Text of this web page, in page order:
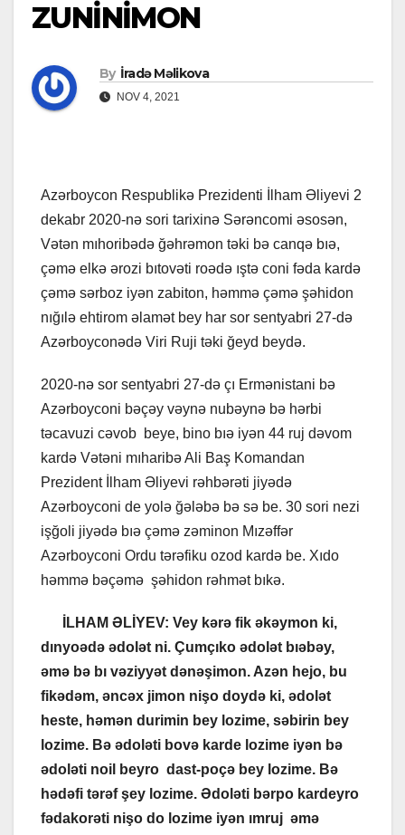
ZUNİNİMON
By İradə Məlikova
NOV 4, 2021
Azərboycon Respublikə Prezidenti İlham Əliyevi 2
dekabr 2020-nə sori tarixinə Sərəncomi əsosən,
Vətən mıhoribədə ğəhrəmon təki bə canqə bıə,
çəmə elkə ərozi bıtovəti roədə ıştə coni fəda kardə
çəmə sərboz iyən zabiton, həmmə çəmə şəhidon
nığılə ehtirom əlamət bey har sor sentyabri 27-də
Azərboyconədə Viri Ruji təki ğeyd beydə.
2020-nə sor sentyabri 27-də çı Ermənistani bə
Azərboyconi bəçəy vəynə nubəynə bə hərbi
təcavuzi cəvob beye, bino bıə iyən 44 ruj dəvom
kardə Vətəni mıharibə Ali Baş Komandan
Prezident İlham Əliyevi rəhbərəti jiyədə
Azərboyconi de yolə ğələbə bə sə be. 30 sori nezi
işğoli jiyədə bıə çəmə zəminon Mızəffər
Azərboyconi Ordu tərəfiku ozod kardə be. Xıdo
həmmə bəçəmə şəhidon rəhmət bıkə.
İLHAM ƏLİYEV: Vey kərə fik əkəymon ki,
dınyoədə ədolət ni. Çumçıko ədolət bıəbəy,
əmə bə bı vəziyyət dənəşimon. Azən hejo, bu
fikədəm, əncəx jimon nişo doydə ki, ədolət
heste, həmən durimin bey lozime, səbirin bey
lozime. Bə ədoləti bovə karde lozime iyən bə
ədoləti noil beyro dast-poçə bey lozime. Bə
hədəfi tərəf şey lozime. Ədoləti bərpo kardeyro
fədakorəti nişo do lozime iyən ımruj əmə